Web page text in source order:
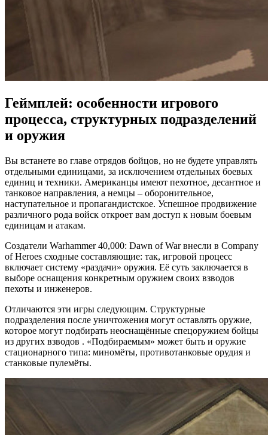
Геймплей: особенности игрового
процесса, структурных подразделений
и оружия
Вы встанете во главе отрядов бойцов, но не будете управлять
отдельными единицами, за исключением отдельных боевых
единиц и техники. Американцы имеют пехотное, десантное и
танковое направления, а немцы – оборонительное,
наступательное и пропагандистское. Успешное продвижение
различного рода войск откроет вам доступ к новым боевым
единицам и атакам.
Создатели Warhammer 40,000: Dawn of War внесли в Company
of Heroes сходные составляющие: так, игровой процесс
включает систему «раздачи» оружия. Её суть заключается в
выборе оснащения конкретным оружием своих взводов
пехоты и инженеров.
Отличаются эти игры следующим. Структурные
подразделения после уничтожения могут оставлять оружие,
которое могут подбирать неоснащённые спецоружием бойцы
из других взводов . «Подбираемым» может быть и оружие
стационарного типа: миномёты, противотанковые орудия и
станковые пулемёты.